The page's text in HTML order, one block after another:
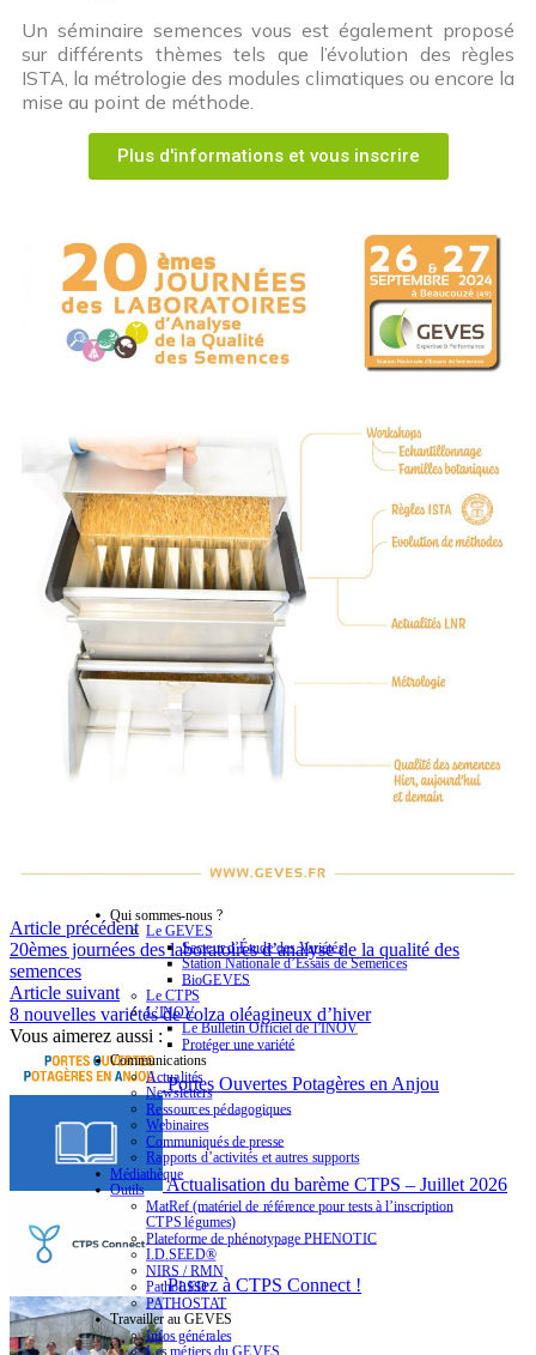
Un séminaire semences vous est également proposé
sur différents thèmes tels que l’évolution des règles
ISTA, la métrologie des modules climatiques ou encore la
mise au point de méthode.
Plus d'informations et vous inscrire
Article précédent
20èmes journées des laboratoires d’analyse de la qualité des
semences
Article suivant
8 nouvelles variétés de colza oléagineux d’hiver
Vous aimerez aussi :
Portes Ouvertes Potagères en Anjou
Actualisation du barème CTPS – Juillet 2026
Passez à CTPS Connect !
Qui sommes-nous ?
Le GEVES
Secteur d’Étude des Variétés
Station Nationale d’Essais de Semences
BioGEVES
Le CTPS
L’INOV
Le Bulletin Officiel de l’INOV
Protéger une variété
Communications
Actualités
Newsletters
Ressources pédagogiques
Webinaires
Communiqués de presse
Rapports d’activités et autres supports
Médiathèque
Outils
MatRef (matériel de référence pour tests à l’inscription
CTPS légumes)
Plateforme de phénotypage PHENOTIC
I.D.SEED®
NIRS / RMN
PathoLED
PATHOSTAT
Travailler au GEVES
Infos générales
Les métiers du GEVES